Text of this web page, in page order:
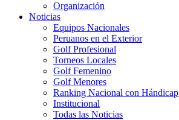
Organización
Noticias
Equipos Nacionales
Peruanos en el Exterior
Golf Profesional
Torneos Locales
Golf Femenino
Golf Menores
Ranking Nacional con Hándicap
Institucional
Todas las Noticias